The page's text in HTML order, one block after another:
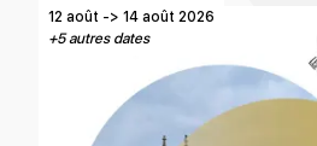
12 août -> 14 août 2026
+5 autres dates